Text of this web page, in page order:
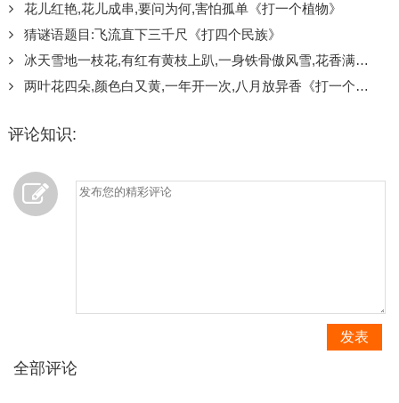
花儿红艳,花儿成串,要问为何,害怕孤单《打一个植物》
猜谜语题目:飞流直下三千尺《打四个民族》
冰天雪地一枝花,有红有黄枝上趴,一身铁骨傲风雪,花香满院人爱它《打一个植物》
两叶花四朵,颜色白又黄,一年开一次,八月放异香《打一个植物》
评论知识:
发表
全部评论